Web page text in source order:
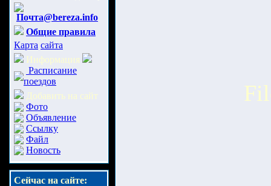
Почта@bereza.info
Общие правила
Карта сайта
Информация
Расписание
поездов
Добавить на сайт
Фото
Объявление
Ссылку
Файл
Новость
Сейчас на сайте: